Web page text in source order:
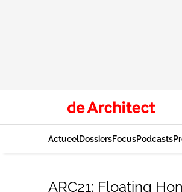
ActueelDossiersFocusPodcasts
ARC21: Floating